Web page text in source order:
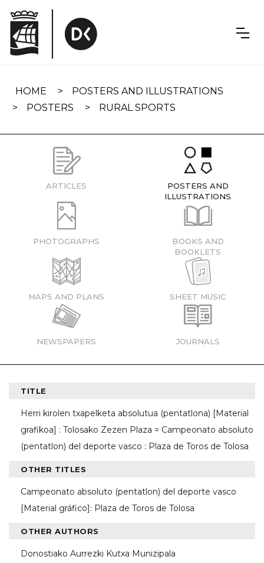
navigation
HOME
POSTERS AND ILLUSTRATIONS
POSTERS
RURAL SPORTS
ARTICLES
POSTERS AND
ILLUSTRATIONS
PHOTOGRAPHS
BOOKS AND
BOOKLETS
MAPS AND PLANS SHEET MUSIC
NEWSPAPERS JOURNALS
TITLE
Herri kirolen txapelketa absolutua (pentatlona) [Material
grafikoa] : Tolosako Zezen Plaza = Campeonato absoluto
(pentatlon) del deporte vasco : Plaza de Toros de Tolosa
OTHER TITLES
Campeonato absoluto (pentatlon) del deporte vasco
[Material gráfico]: Plaza de Toros de Tolosa
OTHER AUTHORS
Donostiako Aurrezki Kutxa Munizipala